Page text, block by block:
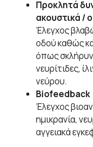
Προκλητά
ακουστικά /
Έλεγχος
οδού καθώς
όπως
νευρίτιδες,
νεύρου.
Biofeedback
Έλεγχος
ημικρανία,
αγγειακά